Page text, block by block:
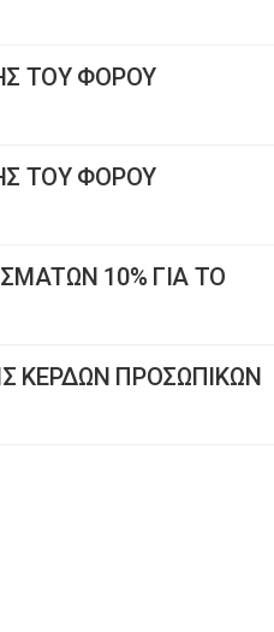
ΤΟΥ ΦΟΡΟΥ
ΤΟΥ ΦΟΡΟΥ
10% ΓΙΑ ΤΟ
ΚΕΡΔΩΝ ΠΡΟΣΩΠΙΚΩΝ